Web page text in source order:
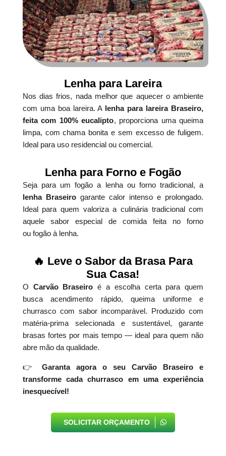
Lenha para Lareira
Nos dias frios, nada melhor que aquecer o ambiente
com uma boa lareira. A lenha para lareira Braseiro,
feita com 100% eucalipto, proporciona uma queima
limpa, com chama bonita e sem excesso de fuligem.
Ideal para uso residencial ou comercial.
Lenha para Forno e Fogão
Seja para um fogão a lenha ou forno tradicional, a
lenha Braseirogarante calor intenso e prolongado.
Ideal para quem valoriza a culinária tradicional com
aquele sabor especial de comida feita no forno
ou fogão à lenha.
🔥 Leve o Sabor da Brasa Para
Sua Casa!
O Carvão Braseiro é a escolha certa para quem
busca acendimento rápido, queima uniforme e
churrasco com sabor incomparável. Produzido com
matéria-prima selecionada e sustentável, garante
brasas fortes por mais tempo — ideal para quem não
abre mão da qualidade.
👉
Garanta agora o seu Carvão Braseiro e
transforme cada churrasco em uma experiência
inesquecível!
SOLICITAR ORÇAMENTO